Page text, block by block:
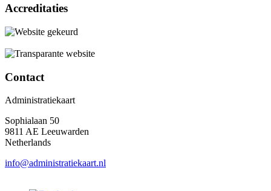
Accreditaties
Contact
Administratiekaart
Sophialaan 50
9811 AE Leeuwarden
Netherlands
info@administratiekaart.nl